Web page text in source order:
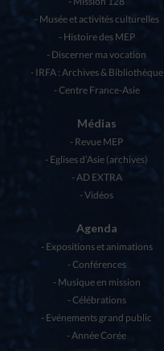
Musée et activités culturelles
Histoire des MEP
Discerner ma vocation
IRFA : Archives & Bibliothèque
Centre France-Asie
Médias
Revue MEP
Eglises d’Asie (archives)
AD EXTRA
Vidéos
Agenda
Expositions et animations
Conférences
Musique en mission
Célébrations
Evénements grand public
Année Corée